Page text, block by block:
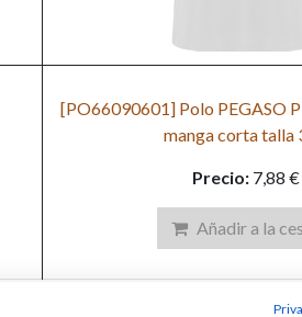
[PO66090601] Polo PEGASO
manga corta talla
Precio: 7,88 €
Añadir a la